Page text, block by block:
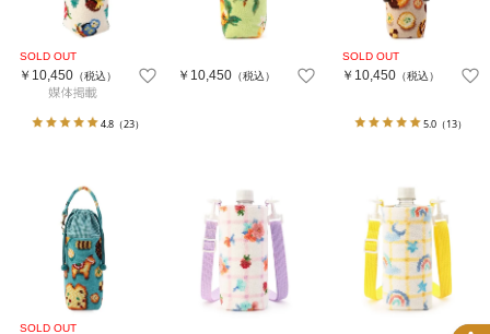
￥10,450（税込）
4.8 （23）
￥10,450 （税込） ￥10,450（税込）
5.0 （13）